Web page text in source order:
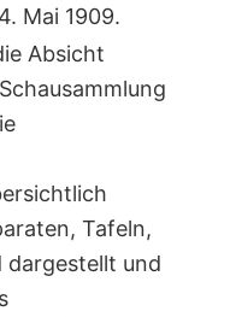
Mai 1909.
Absicht
Tafeln,
dargestellt und